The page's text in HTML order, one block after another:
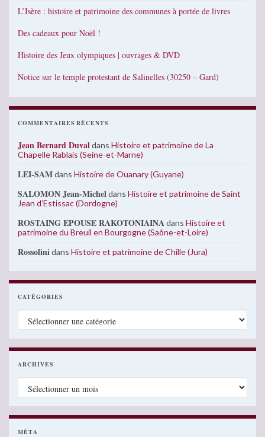
L’Isère : histoire et patrimoine des communes à portée de livres
Des cadeaux pour Noël !
Histoire des Jeux olympiques | ouvrages & DVD
Notice sur le temple protestant de Salinelles (30250 – Gard)
COMMENTAIRES RÉCENTS
Jean Bernard Duvaldans Histoire et patrimoine de La
Chapelle Rablais (Seine-et-Marne)
LEI-SAMdans Histoire de Ouanary (Guyane)
SALOMON Jean-Micheldans Histoire et patrimoine de Saint
Jean d’Estissac (Dordogne)
ROSTAING EPOUSE RAKOTONIAINAdans Histoire et
patrimoine du Breuil en Bourgogne (Saône-et-Loire)
Rossolinidans Histoire et patrimoine de Chille (Jura)
CATÉGORIES
Catégories
ARCHIVES
Archives
MÉTA